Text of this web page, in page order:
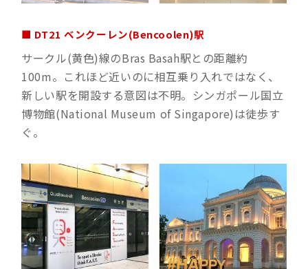
■ DT21 ベンクーレン(Bencoolen)駅
サークル(黄色)線のBras Basah駅との距離約
100m。これほど近いのに相互乗り入れではなく、
新しい駅を開設する意図は不明。シンガポール国立
博物館(National Museum of Singapore)は徒歩す
ぐ。